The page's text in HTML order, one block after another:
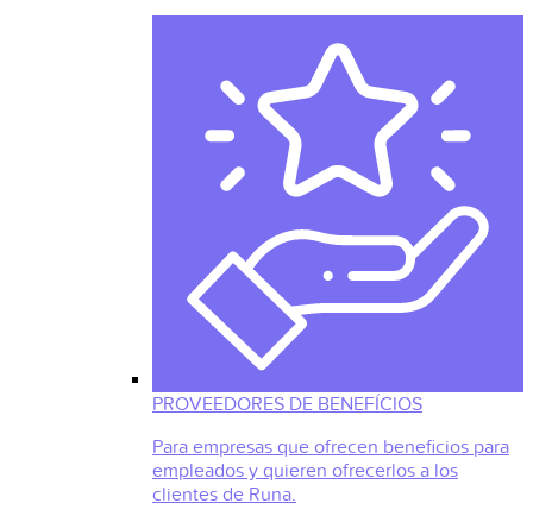
PROVEEDORES DE BENEFÍCIOS
Para empresas que ofrecen beneficios para
empleados y quieren ofrecerlos a los
clientes de Runa.